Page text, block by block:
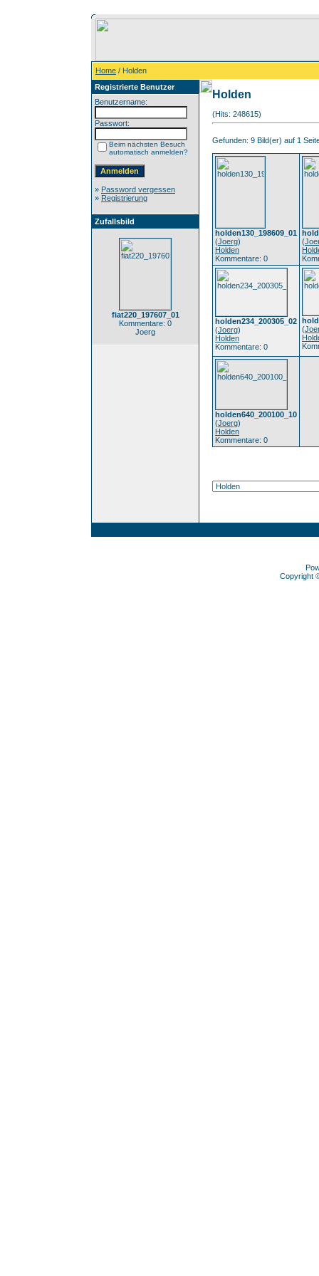
Home / Holden
Registrierte Benutzer
Benutzername:
Passwort:
Beim nächsten Besuch
automatisch anmelden?
» Password vergessen
» Registrierung
Zufallsbild
fiat220_197607_01
Kommentare: 0
Joerg
Holden
(Hits: 248615)
Gefunden: 9 Bild(er) auf 1
holden130_198609_01
(Joerg)
Holden
Kommentare: 0
(
holden234_200305_02
(Joerg)
Holden
Kommentare: 0
(
holden640_200100_10
(Joerg)
Holden
Kommentare: 0
Copyright